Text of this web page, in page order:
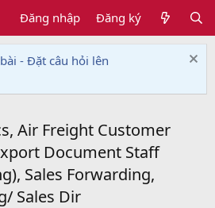
Đăng nhập Đăng ký
- Đặt câu hỏi lên
Air Freight Customer
Document Staff
Sales Forwarding,
Sales Dir